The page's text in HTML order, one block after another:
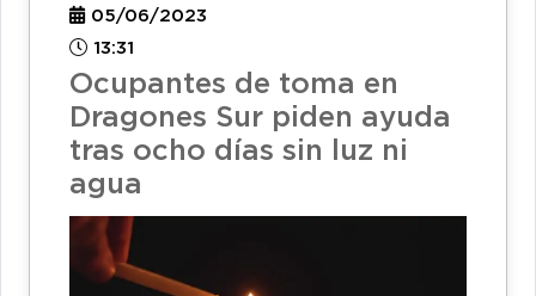
05/06/2023
13:31
Ocupantes de toma en
Dragones Sur piden ayuda
tras ocho días sin luz ni
agua